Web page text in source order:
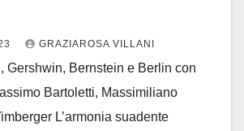
GRAZIAROSA VILLANI
Gershwin, Bernstein e Berlin con
Bartoletti, Massimiliano
L’armonia suadente